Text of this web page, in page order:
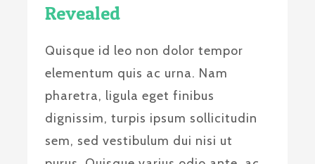
Revealed
Quisque id leo non dolor tempor
elementum quis ac urna. Nam
pharetra, ligula eget finibus
dignissim, turpis ipsum sollicitudin
sem, sed vestibulum dui nisi ut